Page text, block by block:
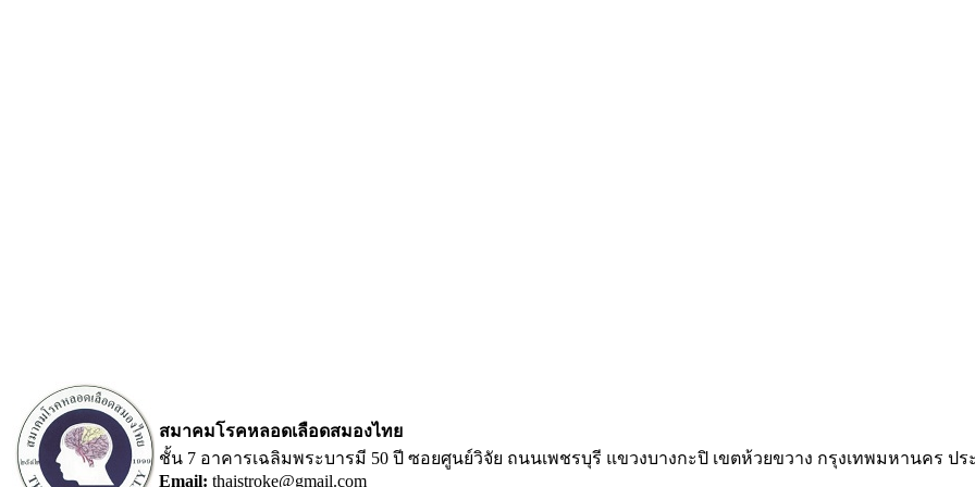
สมาคมโรคหลอดเลือดสมองไทย
ชั้น 7 อาคารเฉลิมพระบารมี 50 ปี ซอยศูนย์วิจัย ถนนเพชรบุรี แขวงบางกะปิ เขตห้วยขวาง กรุงเทพมหานคร ปร
Email: thaistroke@gmail.com